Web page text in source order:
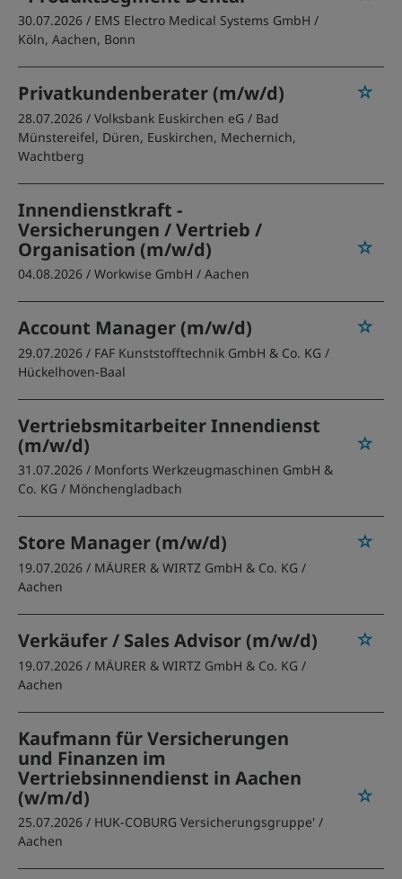
30.07.2026 / EMS Electro Medical Systems GmbH /
Köln, Aachen, Bonn
Privatkundenberater (m/w/d)
28.07.2026 / Volksbank Euskirchen eG / Bad
Münstereifel, Düren, Euskirchen, Mechernich,
Wachtberg
Innendienstkraft -
Versicherungen / Vertrieb /
Organisation (m/w/d)
04.08.2026 / Workwise GmbH / Aachen
Account Manager (m/w/d)
29.07.2026 / FAF Kunststofftechnik GmbH & Co. KG /
Hückelhoven-Baal
Vertriebsmitarbeiter Innendienst
(m/w/d)
31.07.2026 / Monforts Werkzeugmaschinen GmbH &
Co. KG / Mönchengladbach
Store Manager (m/w/d)
19.07.2026 / MÄURER & WIRTZ GmbH & Co. KG /
Aachen
Verkäufer / Sales Advisor (m/w/d)
19.07.2026 / MÄURER & WIRTZ GmbH & Co. KG /
Aachen
Kaufmann für Versicherungen
und Finanzen im
Vertriebsinnendienst in Aachen
(w/m/d)
25.07.2026 / HUK-COBURG Versicherungsgruppe' /
Aachen